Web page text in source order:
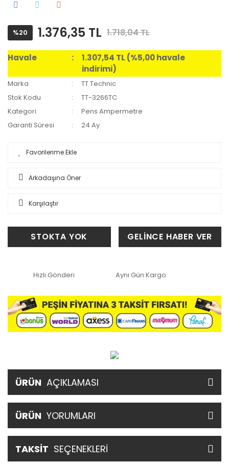
%20 1.376,35 TL 1.718,04 TL
Havale
1.307,54 TL (%5,00 havale
indirimi)
Marka
TT Technic
Stok Kodu
TT-3266TC
Kategori
Pens Ampermetre
Garanti Süresi
24 Ay
Arkadaşına Öner
Karşılaştır
STOKTA YOK GELİNCE HABER VER
Hızlı Gönderi Aynı Gün Kargo
ÜRÜN AÇIKLAMASI
ÜRÜN YORUMLARI
TAKSİT SEÇENEKLERİ